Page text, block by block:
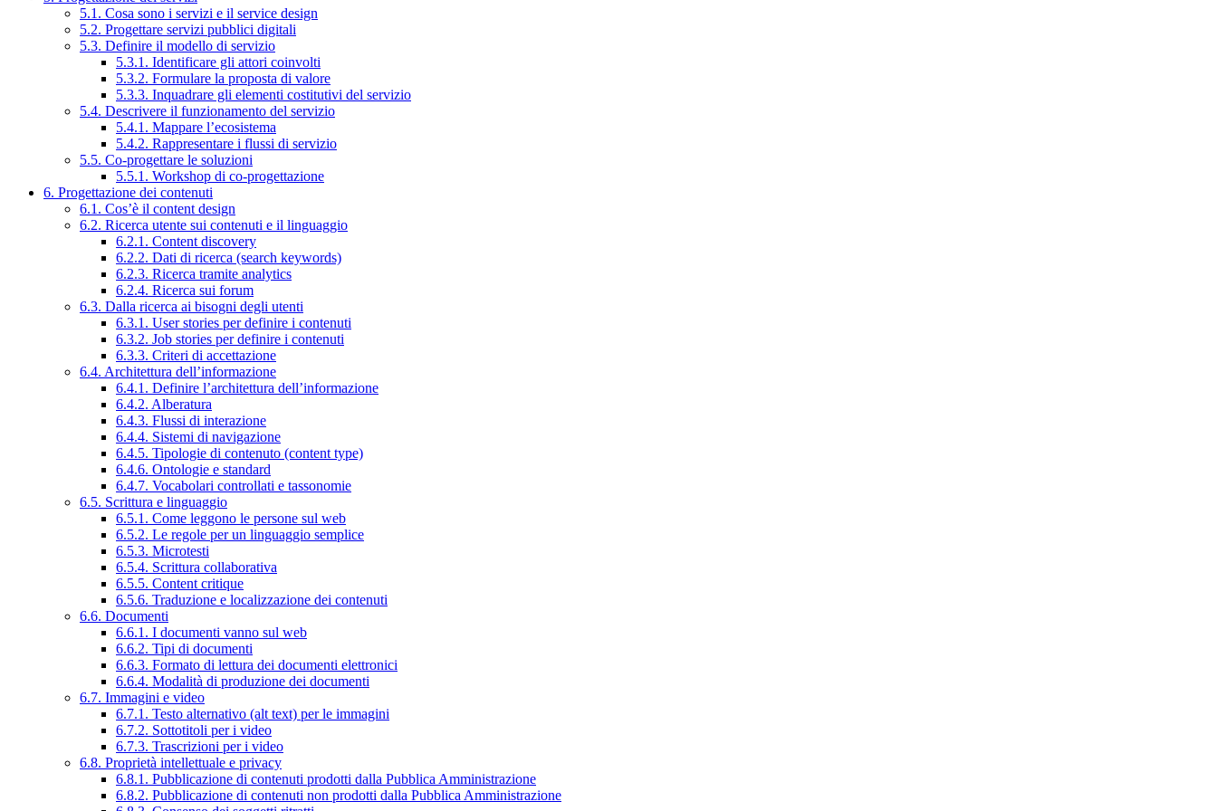
5.1. Cosa sono i servizi e il service design
5.2. Progettare servizi pubblici digitali
5.3. Definire il modello di servizio
5.3.1. Identificare gli attori coinvolti
5.3.2. Formulare la proposta di valore
5.3.3. Inquadrare gli elementi costitutivi del servizio
5.4. Descrivere il funzionamento del servizio
5.4.1. Mappare l’ecosistema
5.4.2. Rappresentare i flussi di servizio
5.5. Co-progettare le soluzioni
5.5.1. Workshop di co-progettazione
6. Progettazione dei contenuti
6.1. Cos’è il content design
6.2. Ricerca utente sui contenuti e il linguaggio
6.2.1. Content discovery
6.2.2. Dati di ricerca (search keywords)
6.2.3. Ricerca tramite analytics
6.2.4. Ricerca sui forum
6.3. Dalla ricerca ai bisogni degli utenti
6.3.1. User stories per definire i contenuti
6.3.2. Job stories per definire i contenuti
6.3.3. Criteri di accettazione
6.4. Architettura dell’informazione
6.4.1. Definire l’architettura dell’informazione
6.4.2. Alberatura
6.4.3. Flussi di interazione
6.4.4. Sistemi di navigazione
6.4.5. Tipologie di contenuto (content type)
6.4.6. Ontologie e standard
6.4.7. Vocabolari controllati e tassonomie
6.5. Scrittura e linguaggio
6.5.1. Come leggono le persone sul web
6.5.2. Le regole per un linguaggio semplice
6.5.3. Microtesti
6.5.4. Scrittura collaborativa
6.5.5. Content critique
6.5.6. Traduzione e localizzazione dei contenuti
6.6. Documenti
6.6.1. I documenti vanno sul web
6.6.2. Tipi di documenti
6.6.3. Formato di lettura dei documenti elettronici
6.6.4. Modalità di produzione dei documenti
6.7. Immagini e video
6.7.1. Testo alternativo (alt text) per le immagini
6.7.2. Sottotitoli per i video
6.7.3. Trascrizioni per i video
6.8. Proprietà intellettuale e privacy
6.8.1. Pubblicazione di contenuti prodotti dalla Pubblica Amministrazione
6.8.2. Pubblicazione di contenuti non prodotti dalla Pubblica Amministrazione